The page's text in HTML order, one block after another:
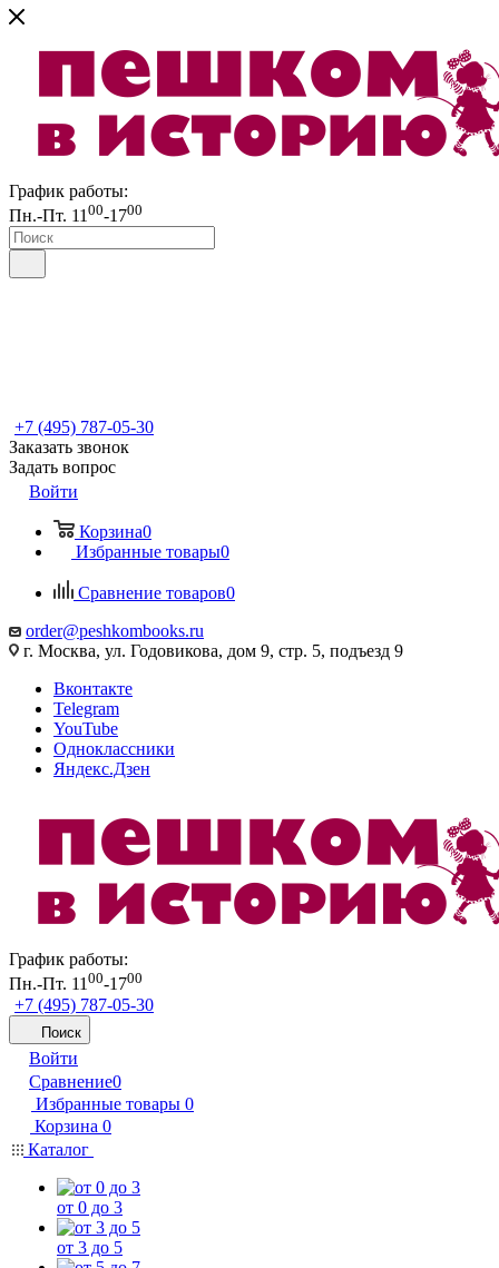
График работы:
Пн.-Пт. 11 00-1700
+7 (495) 787-05-30
Заказать звонок
Задать вопрос
Войти
Корзина0
Избранные товары0
Сравнение товаров0
order@peshkombooks.ru
г. Москва, ул. Годовикова, дом 9, стр. 5, подъезд 9
Вконтакте
Telegram
YouTube
Одноклассники
Яндекс.Дзен
График работы:
Пн.-Пт. 1100-1700
+7 (495) 787-05-30
Поиск
Войти
Сравнение0
Избранные товары 0
Корзина 0
Каталог
от 0 до 3
от 3 до 5